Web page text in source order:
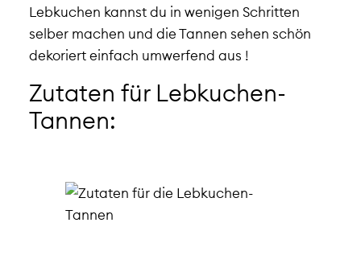
Lebkuchen kannst du in wenigen Schritten
selber machen und die Tannen sehen schön
dekoriert einfach umwerfend aus !
Zutaten für Lebkuchen-
Tannen: